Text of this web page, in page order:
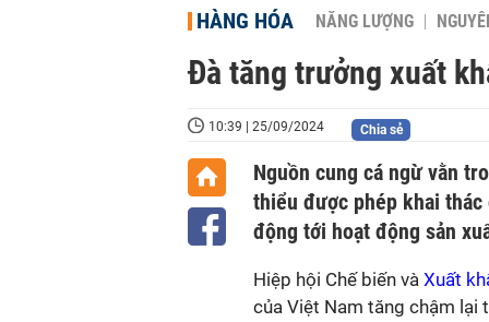
HÀNG HÓA NĂNG LƯỢNG
Đà tăng trưởng xuất
10:39 | 25/09/2024 Chia sẻ
Nguồn cung cá ngừ vằn
thiểu được phép khai
động tới hoạt động sản
Hiệp hội Chế biến và Xuất
của Việt Nam tăng chậm lại